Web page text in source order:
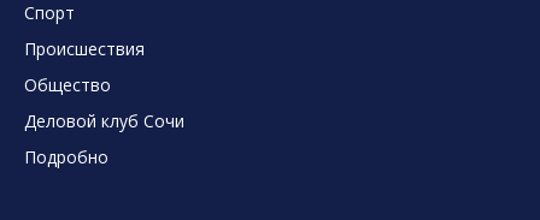
Спорт
Происшествия
Общество
Деловой клуб Сочи
Подробно